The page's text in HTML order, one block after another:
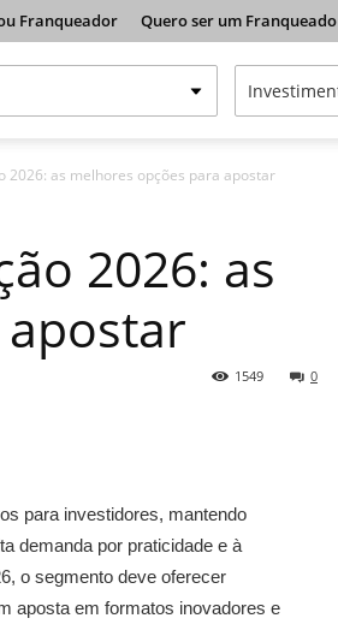
Franqueador Quero ser um Franqueado
2026: as melhores opções para apostar
2026: as
0
1549
para investidores, mantendo
demanda por praticidade e à
o segmento deve oferecer
aposta em formatos inovadores e